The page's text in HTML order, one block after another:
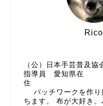
Rico
（公）日本手芸普及
指導員 愛知県在
パッチワークを作り
ちます。 布が大好き。